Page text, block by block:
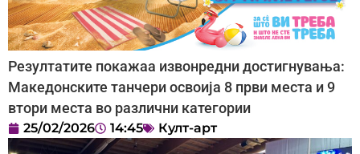
Резултатите покажаа извонредни достигнувања:
Македонските танчери освоија 8 први места и 9
втори места во различни категории
25/02/2026 14:45 Култ-арт